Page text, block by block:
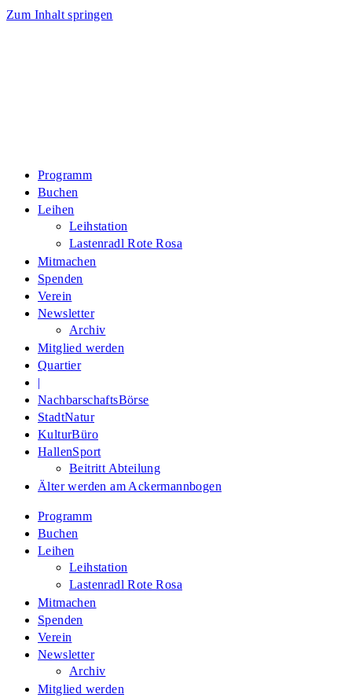
Zum Inhalt springen
Programm
Buchen
Leihen
Leihstation
Lastenradl Rote Rosa
Mitmachen
Spenden
Verein
Newsletter
Archiv
Mitglied werden
Quartier
|
NachbarschaftsBörse
StadtNatur
KulturBüro
HallenSport
Beitritt Abteilung
Älter werden am Ackermannbogen
Programm
Buchen
Leihen
Leihstation
Lastenradl Rote Rosa
Mitmachen
Spenden
Verein
Newsletter
Archiv
Mitglied werden